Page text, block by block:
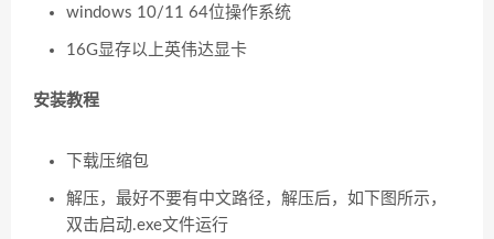
windows 10/11 64位操作系统
16G 显存以上英伟达显卡
安装教程
下载压缩包
解压，最好不要有中文路径，解压后，如下图所示，
双击启动.exe文件运行